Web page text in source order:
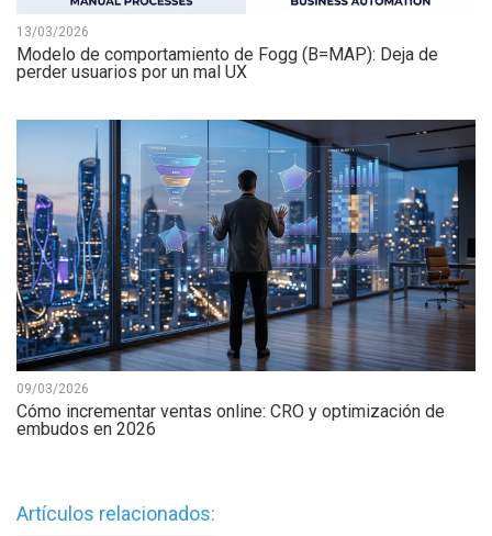
13/03/2026
Modelo de comportamiento de Fogg (B=MAP): Deja de
perder usuarios por un mal UX
09/03/2026
Cómo incrementar ventas online: CRO y optimización de
embudos en 2026
Artículos relacionados: